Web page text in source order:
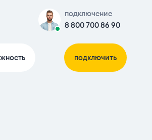
подключение
8 800 700 86 90
подключить